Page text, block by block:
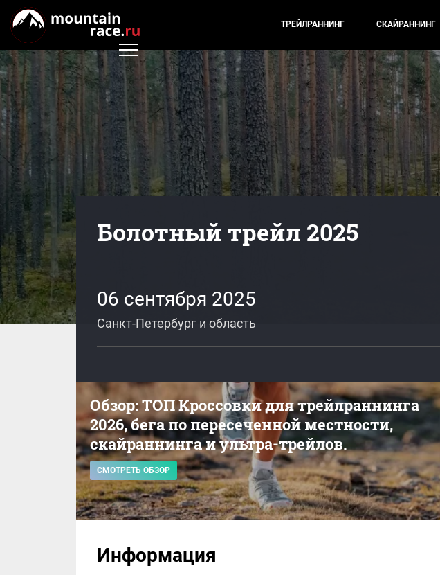
ТРЕЙЛРАННИНГ СКАЙРАННИНГ
Болотный трейл 2025
06 сентября 2025
Санкт-Петербург и область
Обзор: ТОП Кроссовки для трейлраннинга
2026, бега по пересеченной местности,
скайраннинга и ультра-трейлов.
СМОТРЕТЬ ОБЗОР
Информация